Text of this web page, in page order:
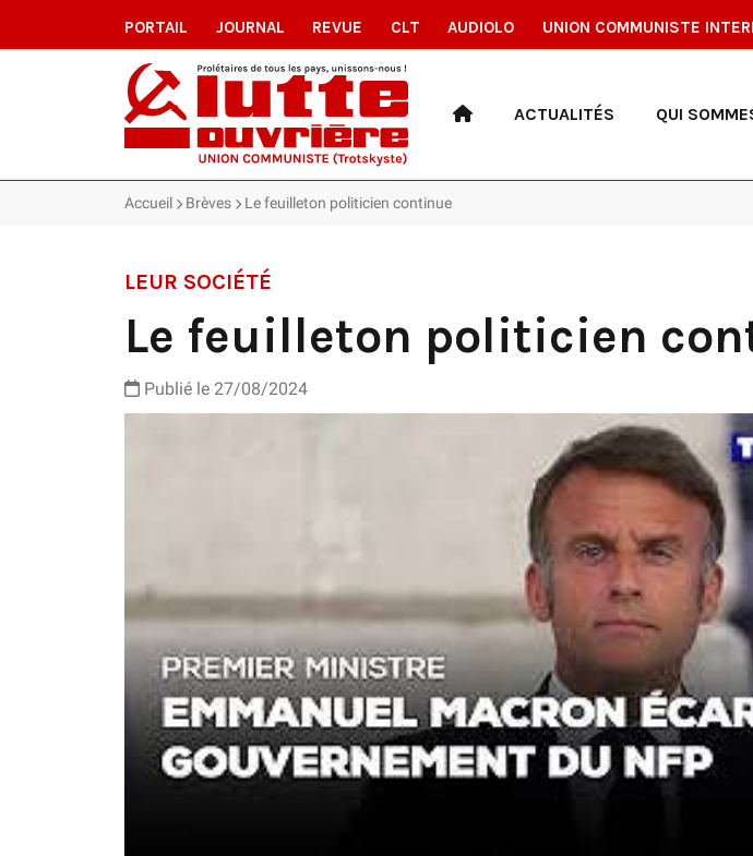
PORTAIL JOURNAL REVUE CLT AUDIOLO UNION COMMUNISTE
ACTUALITÉS QUI
Accueil Brèves Le feuilleton politicien continue
LEUR SOCIÉTÉ
Le feuilleton politicien
Publié le 27/08/2024